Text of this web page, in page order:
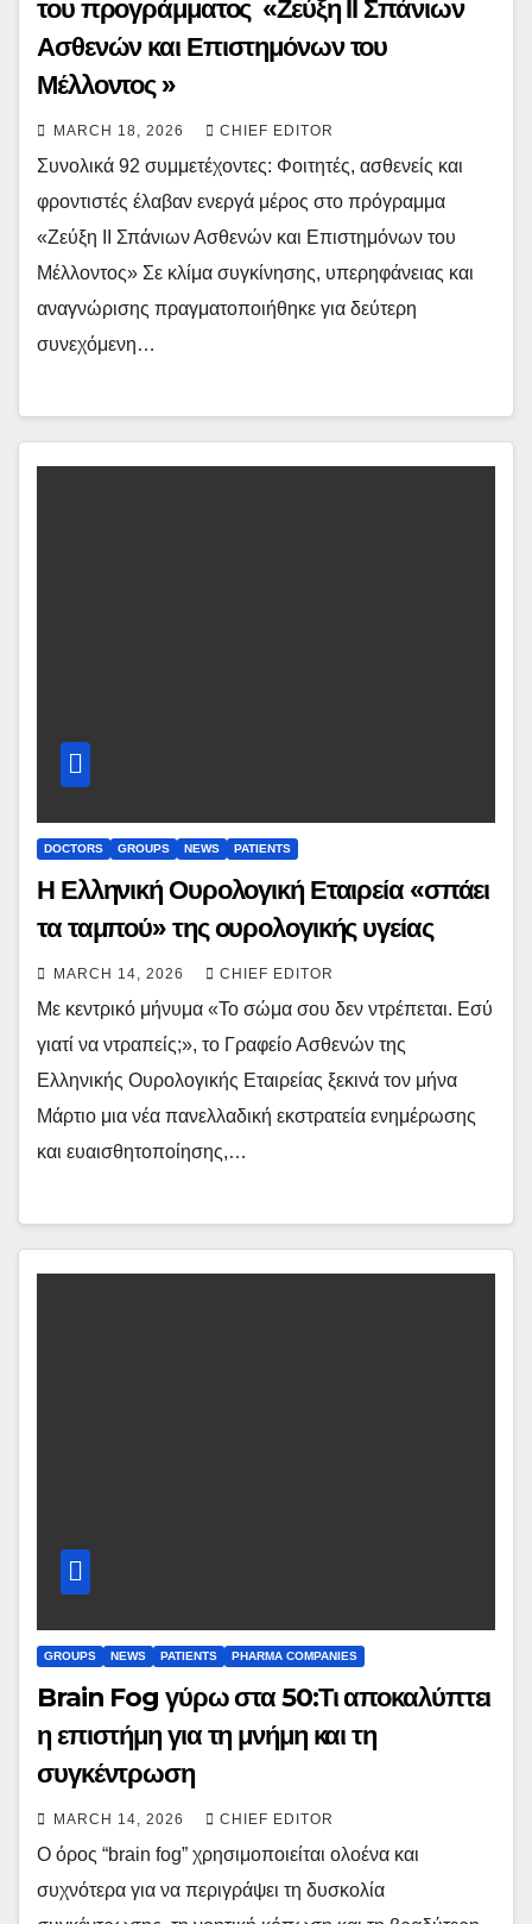
του προγράμματος «Ζεύξη ΙΙ Σπάνιων
Ασθενών και Επιστημόνων του
Μέλλοντος »
MARCH 18, 2026 CHIEF EDITOR
Συνολικά 92 συμμετέχοντες: Φοιτητές, ασθενείς και
φροντιστές έλαβαν ενεργά μέρος στο πρόγραμμα
«Ζεύξη ΙΙ Σπάνιων Ασθενών και Επιστημόνων του
Μέλλοντος» Σε κλίμα συγκίνησης, υπερηφάνειας και
αναγνώρισης πραγματοποιήθηκε για δεύτερη
συνεχόμενη…
DOCTORS GROUPS NEWS PATIENTS
Η Ελληνική Ουρολογική Εταιρεία «σπάει
τα ταμπού» της ουρολογικής υγείας
MARCH 14, 2026 CHIEF EDITOR
Με κεντρικό μήνυμα «Το σώμα σου δεν ντρέπεται. Εσύ
γιατί να ντραπείς;», το Γραφείο Ασθενών της
Ελληνικής Ουρολογικής Εταιρείας ξεκινά τον μήνα
Μάρτιο μια νέα πανελλαδική εκστρατεία ενημέρωσης
και ευαισθητοποίησης,…
GROUPS NEWS PATIENTS PHARMA COMPANIES
Brain Fog γύρω στα 50:Τι αποκαλύπτει
η επιστήμη για τη μνήμη και τη
συγκέντρωση
MARCH 14, 2026 CHIEF EDITOR
Ο όρος “brain fog” χρησιμοποιείται ολοένα και
συχνότερα για να περιγράψει τη δυσκολία